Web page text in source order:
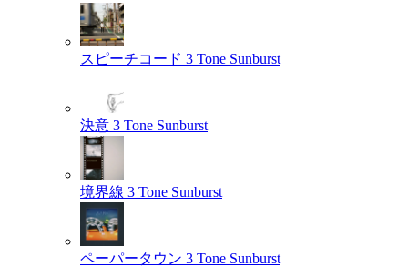
スピーチコード 3 Tone Sunburst
決意 3 Tone Sunburst
境界線 3 Tone Sunburst
ペーパータウン 3 Tone Sunburst